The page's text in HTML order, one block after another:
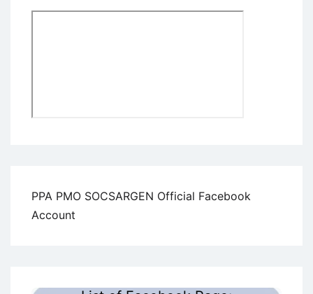
PPA PMO SOCSARGEN Official Facebook
Account